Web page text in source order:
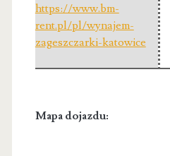
https://www.bm-
rent.pl/pl/wynajem-
zageszczarki-katowice
Mapa dojazdu: